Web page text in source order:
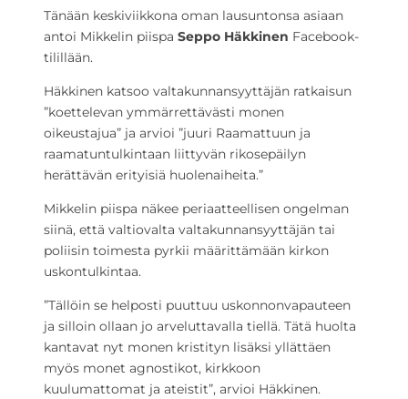
Tänään keskiviikkona oman lausuntonsa asiaan
antoi Mikkelin piispa Seppo Häkkinen Facebook-
tilillään.
Häkkinen katsoo valtakunnansyyttäjän ratkaisun
”koettelevan ymmärrettävästi monen
oikeustajua” ja arvioi ”juuri Raamattuun ja
raamatuntulkintaan liittyvän rikosepäilyn
herättävän erityisiä huolenaiheita.”
Mikkelin piispa näkee periaatteellisen ongelman
siinä, että valtiovalta valtakunnansyyttäjän tai
poliisin toimesta pyrkii määrittämään kirkon
uskontulkintaa.
”Tällöin se helposti puuttuu uskonnonvapauteen
ja silloin ollaan jo arveluttavalla tiellä. Tätä huolta
kantavat nyt monen kristityn lisäksi yllättäen
myös monet agnostikot, kirkkoon
kuulumattomat ja ateistit”, arvioi Häkkinen.